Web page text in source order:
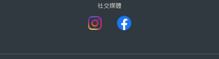
社交媒體